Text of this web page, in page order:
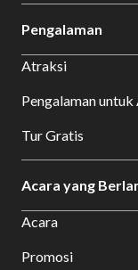
Pengalaman
Atraksi
Pengalaman untuk
Tur Gratis
Acara yang
Acara
Promosi